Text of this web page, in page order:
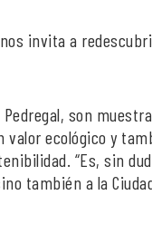
invita a
son
ecológico y
“Es, sin
también a la